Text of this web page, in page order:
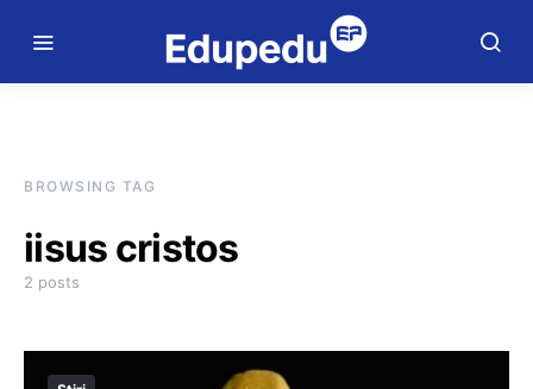
BROWSING TAG
iisus cristos
2 posts